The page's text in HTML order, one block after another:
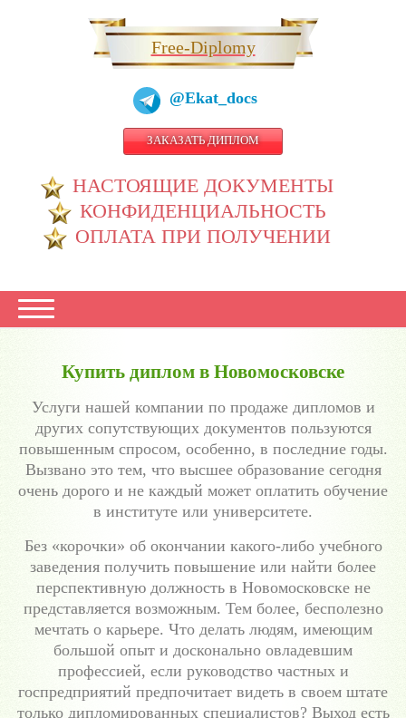
Free-Diplomy
@Ekat_docs
ЗАКАЗАТЬ ДИПЛОМ
НАСТОЯЩИЕ ДОКУМЕНТЫ
КОНФИДЕНЦИАЛЬНОСТЬ
ОПЛАТА ПРИ ПОЛУЧЕНИИ
Купить диплом в Новомосковске
Услуги нашей компании по продаже дипломов и
других сопутствующих документов пользуются
повышенным спросом, особенно, в последние годы.
Вызвано это тем, что высшее образование сегодня
очень дорого и не каждый может оплатить обучение
в институте или университете.
Без «корочки» об окончании какого-либо учебного
заведения получить повышение или найти более
перспективную должность в Новомосковске не
представляется возможным. Тем более, бесполезно
мечтать о карьере. Что делать людям, имеющим
большой опыт и досконально овладевшим
профессией, если руководство частных и
госпредприятий предпочитает видеть в своем штате
только дипломированных специалистов? Выход есть